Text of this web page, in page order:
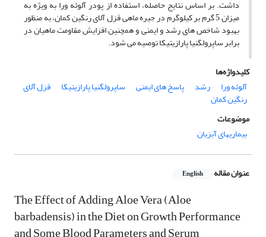
داشت. بر اساس نتایج حاصله، استفاده از پودر آلوئه ورا به ویژه به
میزان 5 گرم بر کیلوگرم در جیره ماهی قزل آلای رنگین کمان، به منظور
بهبود شاخص ­های رشد و ایمنی و همچنین افزایش مقاومت ماهیان در
برابر ساپرولگنیا پارازیتیکا توصیه می­ شود.
کلیدواژه‌ها
آلوئه ورا
رشد پاسخ های ایمنی ساپرولگنیا پارازیتیکا قزل آلای
رنگین کمان
موضوعات
بیماریهای آبزیان
عنوان مقاله English
The Effect of Adding Aloe Vera (Aloe
barbadensis) in the Diet on Growth Performance